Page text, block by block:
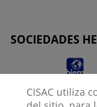
SOCIEDADES
CISAC utiliza